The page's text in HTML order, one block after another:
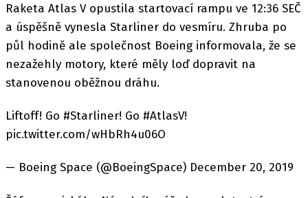
Raketa Atlas V opustila startovací rampu ve 12:36 SEČ
a úspěšně vynesla Starliner do vesmíru. Zhruba po
půl hodině ale společnost Boeing informovala, že se
nezažehly motory, které měly loď dopravit na
stanovenou oběžnou dráhu.
Liftoff! Go #Starliner! Go #AtlasV!
pic.twitter.com/wHbRh4u06O
— Boeing Space (@BoeingSpace) December 20, 2019